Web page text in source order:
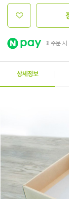
※ 주문 시
상세정보